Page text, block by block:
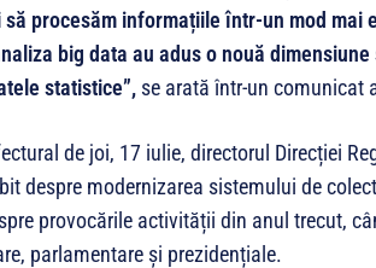
procesăm informațiile într-un mod mai
big data au adus o nouă
statistice”, se arată într-un comunicat
de joi, 17 iulie, directorul Direcției
despre modernizarea sistemului de
provocările activității din anul trecut,
parlamentare și prezidențiale.